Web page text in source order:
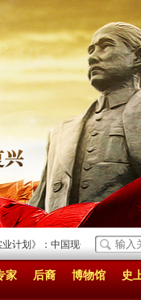
计划》：中国现代化建设的宏伟
家 后裔 博物馆 史